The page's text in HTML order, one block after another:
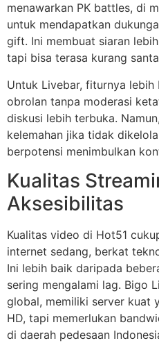
menawarkan PK battles, di
untuk mendapatkan
gift. Ini membuat siaran
tapi bisa terasa kurang
Untuk Livebar, fiturnya lebih
obrolan tanpa moderasi
diskusi lebih terbuka.
kelemahan jika tidak
berpotensi menimbulkan
Kualitas
Aksesibilitas
Kualitas video di Hot51
internet sedang, berkat
Ini lebih baik daripada
sering mengalami lag. Bigo
global, memiliki server kuat
HD, tapi memerlukan
di daerah pedesaan